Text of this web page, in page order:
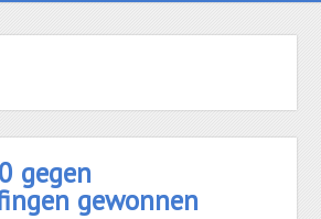
gegen
gewonnen